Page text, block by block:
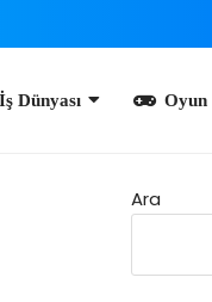
Ara